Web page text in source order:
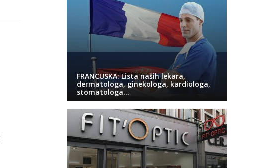
FRANCUSKA: Lista naših lekara,
dermatologa, ginekologa, kardiologa,
stomatologa…